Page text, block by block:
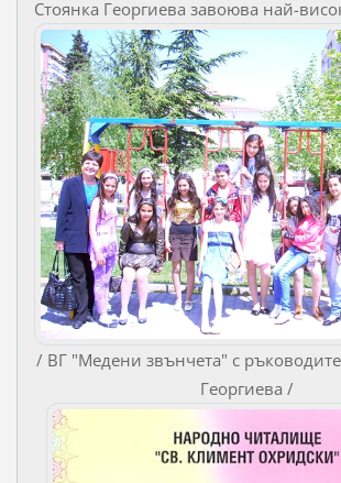
Стоянка Георгиева завоюва най-
/ ВГ "Медени звънчета" с
Георгиева /